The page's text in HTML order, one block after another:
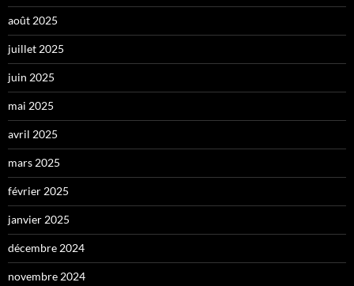
août 2025
juillet 2025
juin 2025
mai 2025
avril 2025
mars 2025
février 2025
janvier 2025
décembre 2024
novembre 2024